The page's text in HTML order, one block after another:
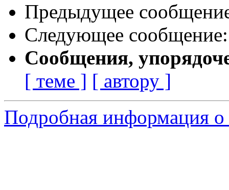
Предыдущее
Следующее
Сообщения,
[ теме ] [ автору ]
Подробная информация